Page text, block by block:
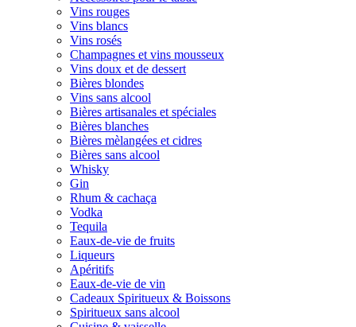
Vins rouges
Vins blancs
Vins rosés
Champagnes et vins mousseux
Vins doux et de dessert
Bières blondes
Vins sans alcool
Bières artisanales et spéciales
Bières blanches
Bières mèlangées et cidres
Bières sans alcool
Whisky
Gin
Rhum & cachaça
Vodka
Tequila
Eaux-de-vie de fruits
Liqueurs
Apéritifs
Eaux-de-vie de vin
Cadeaux Spiritueux & Boissons
Spiritueux sans alcool